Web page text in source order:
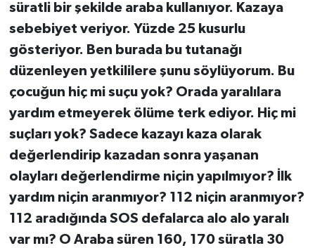
süratli bir şekilde araba kullanıyor. Kazaya
sebebiyet veriyor. Yüzde 25 kusurlu
gösteriyor. Ben burada bu tutanağı
düzenleyen yetkililere şunu söylüyorum. Bu
çocuğun hiç mi suçu yok? Orada yaralılara
yardım etmeyerek ölüme terk ediyor. Hiç mi
suçları yok? Sadece kazayı kaza olarak
değerlendirip kazadan sonra yaşanan
olayları değerlendirme niçin yapılmıyor? İlk
yardım niçin aranmıyor? 112 niçin aranmıyor?
112 aradığında SOS defalarca alo alo yaralı
var mı? O Araba süren 160, 170 süratla 30